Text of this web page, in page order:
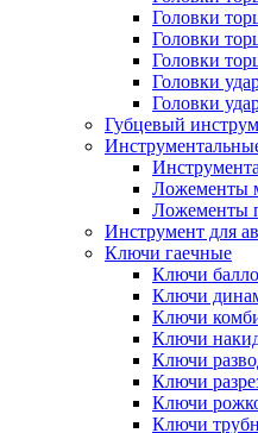
Головки
Головки
Головки
Головки
Головки
Губцевый
Ложементы
Ложементы
Инструмент для
Ключи гаечные
Ключи
Ключи
Ключи
Ключи
Ключи
Ключи
Ключи
Ключи